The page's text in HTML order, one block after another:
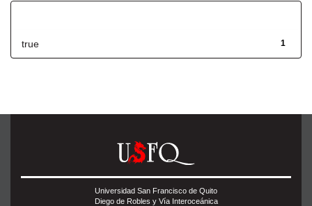
1
true
Universidad San Francisco de Quito
Diego de Robles y Vía Interoceánica